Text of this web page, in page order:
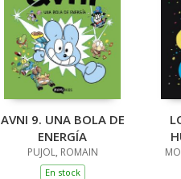
AVNI 9. UNA BOLA DE
ENERGÍA
PUJOL, ROMAIN
En stock